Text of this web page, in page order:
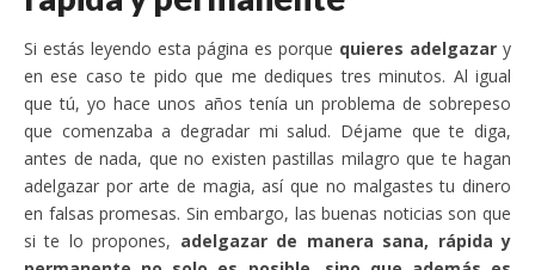
Si estás leyendo esta página es porque quieres adelgazar y
en ese caso te pido que me dediques tres minutos. Al igual
que tú, yo hace unos años tenía un problema de sobrepeso
que comenzaba a degradar mi salud. Déjame que te diga,
antes de nada, que no existen pastillas milagro que te hagan
adelgazar por arte de magia, así que no malgastes tu dinero
en falsas promesas. Sin embargo, las buenas noticias son que
si te lo propones, adelgazar de manera sana, rápida y